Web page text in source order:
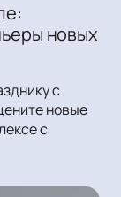
новых
с
новые
с